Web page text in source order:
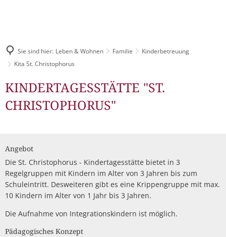
Stellenangebote
Ausschreibungen
Bauleitpläne
Flüchtlingshilfe
Stadtradeln
Bürgerbüro
Unsere Leistungen für Sie
Städtische Gremien
Mitarbeitende
Stadtwerke
Gesundheit & Sicherheit
Familie
Kinderfreundliches
Streetwork / Mobile
Jugend
Kultur
Freizeit
Bürgermobil
DGHs
Müllabfuhr
Tourist-Information
Schlitzer Destillerie
Gastronomie
Gruppenangebote & Führungen
Historisches erleben
STADTENTWICKLUNG
Stadtmarketing
Industrie- und Gewerbeflächen
Städtebauförderung Lebendige Zentren ISEK
Dorfentwicklung IKEK
Sie sind hier: Leben & Wohnen Familie
Kinderbetreuung
Kita St. Christophorus
Kita
St.
KINDERTAGESSTÄTTE "ST.
CHRISTOPHORUS"
Angebot
Die St. Christophorus - Kindertagesstätte bietet in 3
Regelgruppen mit Kindern im Alter von 3 Jahren bis zum
Schuleintritt. Desweiteren gibt es eine Krippengruppe mit max.
10 Kindern im Alter von 1 Jahr bis 3 Jahren.
Die Aufnahme von Integrationskindern ist möglich.
Pädagogisches Konzept